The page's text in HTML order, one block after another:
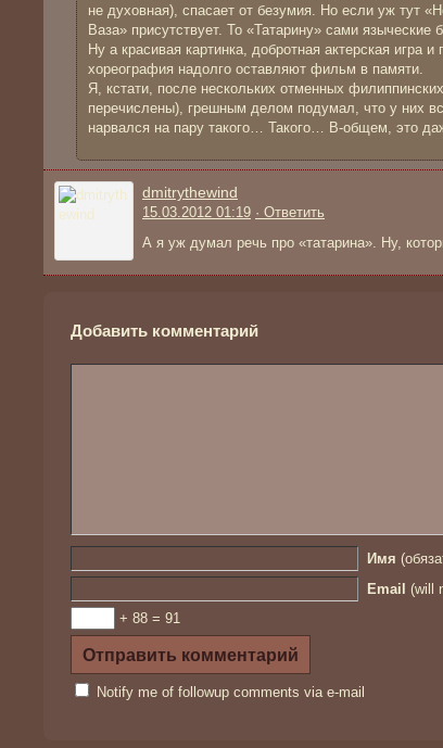
не духовная), спасает от безумия. Но если уж тут
Ваза» присутствует. То «Татарину» сами языческие
Ну а красивая картинка, добротная актерская игра и
хореография надолго оставляют фильм в памяти.
Я, кстати, после нескольких отменных
перечислены), грешным делом подумал, что у них
нарвался на пару такого… Такого… В-общем, это
dmitrythewind
15.03.2012 01:19 · Ответить
А я уж думал речь про «татарина». Ну,
Добавить комментарий
Имя
Email (will
+ 88 = 91
Notify me of followup comments via e-mail